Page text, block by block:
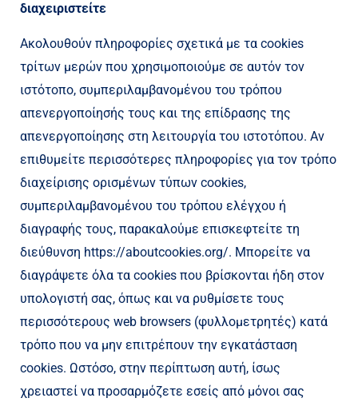
διαχειριστείτε
Ακολουθούν πληροφορίες σχετικά με τα cookies
τρίτων μερών που χρησιμοποιούμε σε αυτόν τον
ιστότοπο, συμπεριλαμβανομένου του τρόπου
απενεργοποίησής τους και της επίδρασης της
απενεργοποίησης στη λειτουργία του ιστοτόπου. Αν
επιθυμείτε περισσότερες πληροφορίες για τον τρόπο
διαχείρισης ορισμένων τύπων cookies,
συμπεριλαμβανομένου του τρόπου ελέγχου ή
διαγραφής τους, παρακαλούμε επισκεφτείτε τη
διεύθυνση https://aboutcookies.org/. Μπορείτε να
διαγράψετε όλα τα cookies που βρίσκονται ήδη στον
υπολογιστή σας, όπως και να ρυθμίσετε τους
περισσότερους web browsers (φυλλομετρητές) κατά
τρόπο που να μην επιτρέπουν την εγκατάσταση
cookies. Ωστόσο, στην περίπτωση αυτή, ίσως
χρειαστεί να προσαρμόζετε εσείς από μόνοι σας